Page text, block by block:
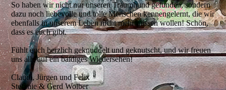
So haben wir nicht nur unseren Traumhund gefunden, sondern
dazu noch liebevolle und tolle Menschen kennengelernt, die wir
ebenfalls in unserem Leben nicht mehr missen wollen! Schön,
dass es euch gibt.
Fühlt euch herzlich geknuddelt und geknutscht, und wir freuen
uns alle auf ein baldiges Wiedersehen!
Claudi, Jürgen und Felix
Stefanie & Gerd Wolber